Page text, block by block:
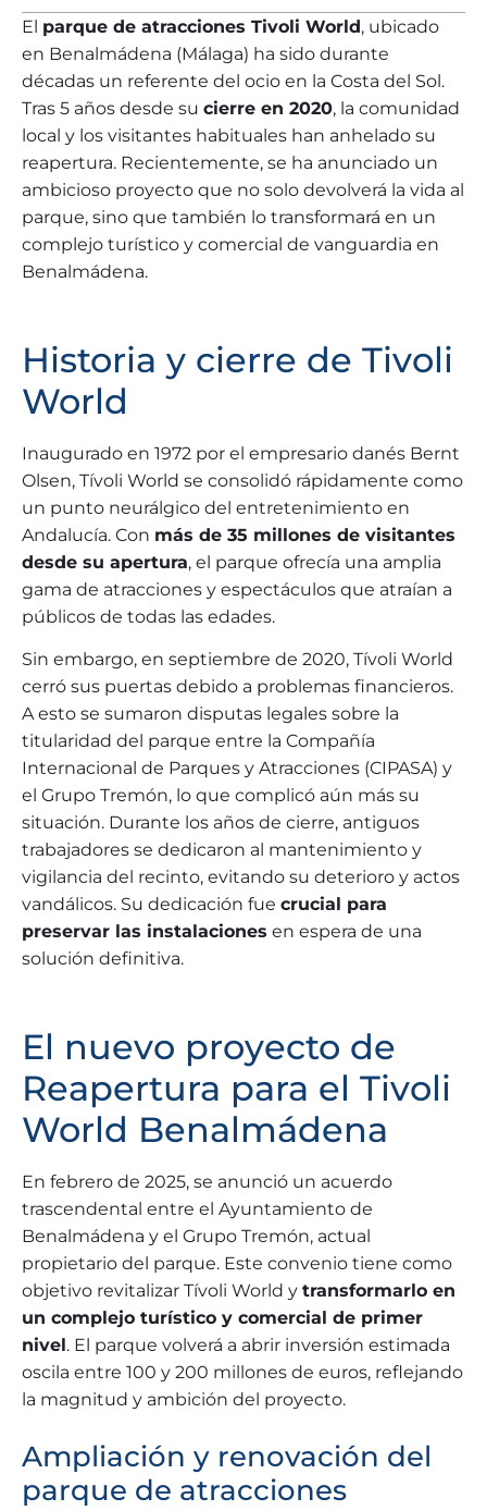
El parque de atracciones Tivoli World, ubicado
en Benalmádena (Málaga) ha sido durante
décadas un referente del ocio en la Costa del Sol.
Tras 5 años desde su cierre en 2020, la comunidad
local y los visitantes habituales han anhelado su
reapertura. Recientemente, se ha anunciado un
ambicioso proyecto que no solo devolverá la vida al
parque, sino que también lo transformará en un
complejo turístico y comercial de vanguardia en
Benalmádena.
Historia y cierre de Tivoli
World
Inaugurado en 1972 por el empresario danés Bernt
Olsen, Tívoli World se consolidó rápidamente como
un punto neurálgico del entretenimiento en
Andalucía. Con más de 35 millones de visitantes
desde su apertura, el parque ofrecía una amplia
gama de atracciones y espectáculos que atraían a
públicos de todas las edades.
Sin embargo, en septiembre de 2020, Tívoli World
cerró sus puertas debido a problemas financieros.
A esto se sumaron disputas legales sobre la
titularidad del parque entre la Compañía
Internacional de Parques y Atracciones (CIPASA) y
el Grupo Tremón, lo que complicó aún más su
situación. Durante los años de cierre, antiguos
trabajadores se dedicaron al mantenimiento y
vigilancia del recinto, evitando su deterioro y actos
vandálicos. Su dedicación fue crucial para
preservar las instalaciones en espera de una
solución definitiva.
El nuevo proyecto de
Reapertura para el Tivoli
World Benalmádena
En febrero de 2025, se anunció un acuerdo
trascendental entre el Ayuntamiento de
Benalmádena y el Grupo Tremón, actual
propietario del parque. Este convenio tiene como
objetivo revitalizar Tívoli World y transformarlo en
un complejo turístico y comercial de primer
nivel. El parque volverá a abrir inversión estimada
oscila entre 100 y 200 millones de euros, reflejando
la magnitud y ambición del proyecto.
Ampliación y renovación del
parque de atracciones